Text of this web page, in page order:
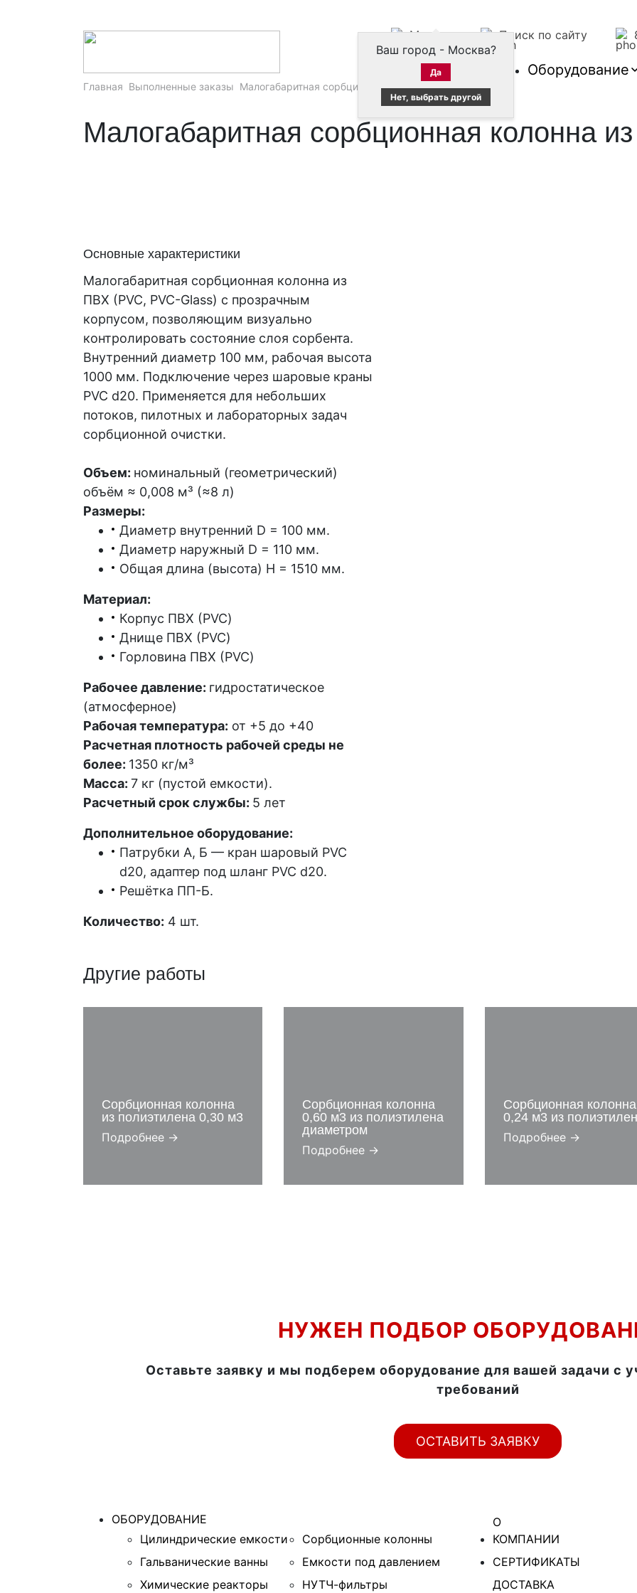
Москва
Ваш город - Москва?
Да
Нет, выбрать другой
Поиск по сайту
Оборудование
Главная Выполненные заказы Малогабаритная сорбционная колонна из ПВХ
Малогабаритная сорбционная колонна
Основные характеристики
Малогабаритная сорбционная колонна из
ПВХ (PVC, PVC-Glass) с прозрачным
корпусом, позволяющим визуально
контролировать состояние слоя сорбента.
Внутренний диаметр 100 мм, рабочая высота
1000 мм. Подключение через шаровые краны
PVC d20. Применяется для небольших
потоков, пилотных и лабораторных задач
сорбционной очистки.
Объем: номинальный (геометрический)
объём ≈ 0,008 м³ (≈8 л)
Размеры:
Диаметр внутренний D = 100 мм.
Диаметр наружный D = 110 мм.
Общая длина (высота) H = 1510 мм.
Материал:
Корпус ПВХ (PVC)
Днище ПВХ (PVC)
Горловина ПВХ (PVC)
Рабочее давление: гидростатическое
(атмосферное)
Рабочая температура: от +5 до +40
Расчетная плотность рабочей среды не
более: 1350 кг/м³
Масса: 7 кг (пустой емкости).
Расчетный срок службы: 5 лет
Дополнительное оборудование:
Патрубки А, Б — кран шаровый PVC
d20, адаптер под шланг PVC d20.
Решётка ПП-Б.
Количество: 4 шт.
Другие работы
Сорбционная колонна
из полиэтилена 0,30 м3
Подробнее →
Сорбционная колонна
0,60 м3 из полиэтилена
диаметром
Подробнее →
Сорбционная колонна
0,24 м3 из
Подробнее →
НУЖЕН ПОДБОР
Оставьте заявку и мы подберем оборудование для вашей задачи с
требований
ОСТАВИТЬ ЗАЯВКУ
ОБОРУДОВАНИЕ
Цилиндрические емкости
Сорбционные колонны
Гальванические ванны
Емкости под давлением
Химические реакторы
НУТЧ-фильтры
О
КОМПАНИИ
СЕРТИФИКАТЫ
ДОСТАВКА